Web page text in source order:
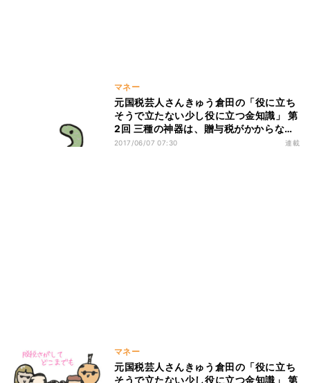
マネー
元国税芸人さんきゅう倉田の「役に立ち
そうで立たない少し役に立つ金知識」 第
2回 三種の神器は、贈与税がかからな
い?
2017/06/07 07:30 連載
マネー
元国税芸人さんきゅう倉田の「役に立ち
そうで立たない少し役に立つ金知識」 第